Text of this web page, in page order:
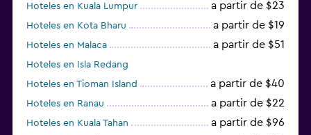
Hoteles en Kuala Lumpur a partir de $23
Hoteles en Kota Bharu a partir de $19
Hoteles en Malaca a partir de $51
Hoteles en Isla Redang
Hoteles en Tioman Island
a partir de $40
Hoteles en Ranau a partir de $22
Hoteles en Kuala Tahan a partir de $96